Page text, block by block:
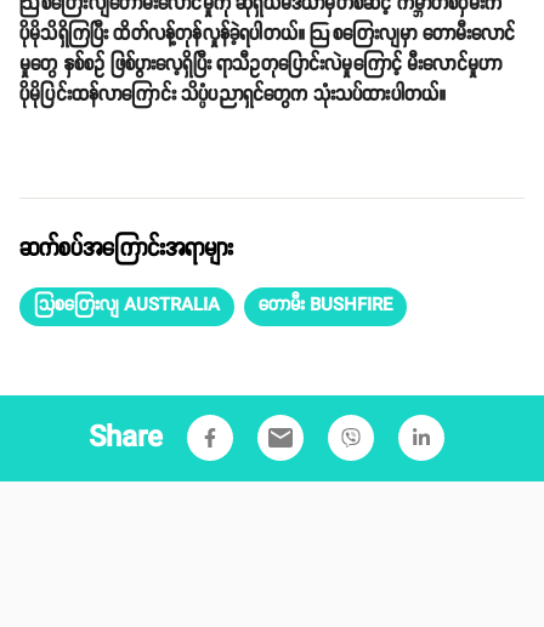
ပိုမိုသိရှိကြပြီး ထိတ်လန့်တုန်လှုန်ခဲ့ရပါတယ်။ ဩစတြေးလျမှာ တောမီးလောင်
မှုတွေ နှစ်စဥ် ဖြစ်ပွားလေ့ရှိပြီး ရာသီဥတုပြောင်းလဲမှုကြောင့် မီးလောင်မှုဟာ
ပိုမိုပြင်းထန်လာကြောင်း သိပ္ပံပညာရှင်တွေက သုံးသပ်ထားပါတယ်။
ဆက်စပ်အကြောင်းအရာများ
သြစတြေးလျ AUSTRALIA တောမီး BUSHFIRE
Share email